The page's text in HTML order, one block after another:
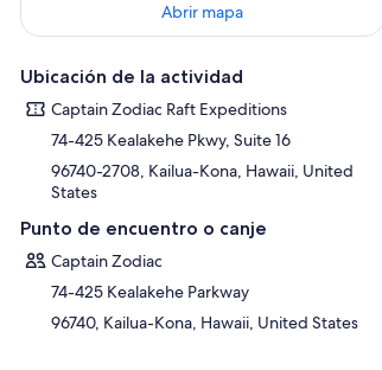
Abrir mapa
Ubicación de la actividad
Captain Zodiac Raft Expeditions
74-425 Kealakehe Pkwy, Suite 16
96740-2708, Kailua-Kona, Hawaii, United
States
Punto de encuentro o canje
Captain Zodiac
74-425 Kealakehe Parkway
96740, Kailua-Kona, Hawaii, United States